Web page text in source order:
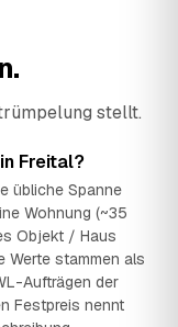
stellt.
Freital?
übliche Spanne
Wohnung (~35
Objekt / Haus
Werte stammen als
Aufträgen der
Festpreis nennt